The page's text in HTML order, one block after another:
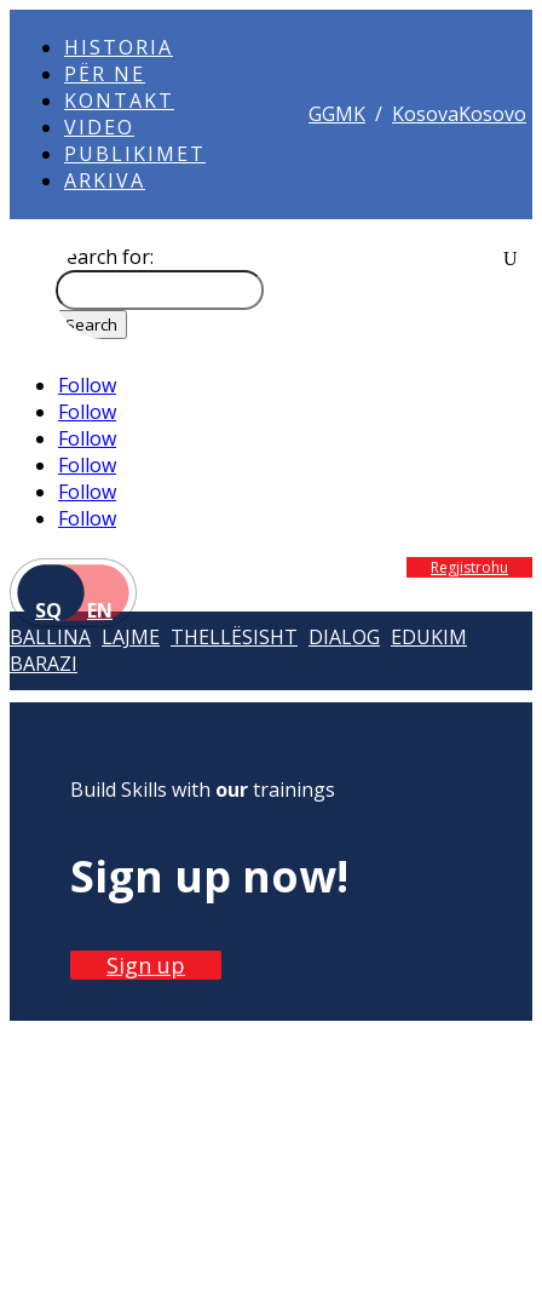
HISTORIA
PËR NE
KONTAKT
VIDEO
PUBLIKIMET
ARKIVA
GGMK / KosovaKosovo
Search for:
Follow
Follow
Follow
Follow
Follow
Follow
SQ EN
Regjistrohu
BALLINA LAJME THELLËSISHT DIALOG EDUKIM
BARAZI
Build Skills with ourtrainings
Sign up now!
Sign up